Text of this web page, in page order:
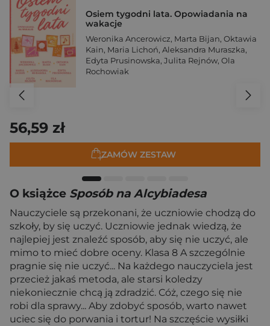
Osiem tygodni lata. Opowiadania na
wakacje
Weronika Ancerowicz, Marta Bijan, Oktawia
Kain, Maria Lichoń, Aleksandra Muraszka,
Edyta Prusinowska, Julita Rejnów, Ola
Rochowiak
56,59 zł
ZAMÓW ZESTAW
O książce Sposób na Alcybiadesa
Nauczyciele są przekonani, że uczniowie chodzą do
szkoły, by się uczyć. Uczniowie jednak wiedzą, że
najlepiej jest znaleźć sposób, aby się nie uczyć, ale
mimo to mieć dobre oceny. Klasa 8 A szczególnie
pragnie się nie uczyć... Na każdego nauczyciela jest
przecież jakaś metoda, ale starsi koledzy
niekoniecznie chcą ją zdradzić. Cóż, czego się nie
robi dla sprawy... Aby zdobyć sposób, warto nawet
uciec się do porwania i tortur! Na szczęście wysiłki